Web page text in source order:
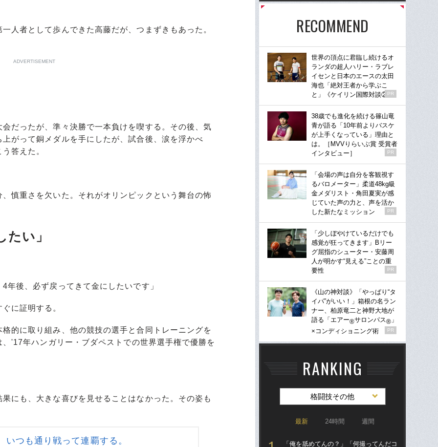
者として歩んできた高藤だが、つまずきもあった。
ADVERTISEMENT
だったが、準々決勝で一本負けを喫する。その後、気
がって銅メダルを手にしたが、試合後、涙を浮かべ
答えた。
慎重さを欠いた。それがオリンピックという舞台の怖
たい」
年後、必ず戻ってきて金にしたいです」
に証明する。
的に取り組み、他の競技の選手と合同トレーニングを
'17年ハンガリー・ブダペストでの世界選手権で優勝を
にも、大きな喜びを見せることはなかった。その姿も
つも通り戦って連覇する。
RECOMMEND
世界の頂点に君臨し続けるオ
ランダの超人ハリー・ラブレ
イセンと日本のエースの太田
海也「絶対王者から学ぶこ
と」《ケイリン国際対談②》
PR
38歳でも進化を続ける篠山竜
青が語る「10年前よりバスケ
が上手くなっている」理由と
は。［MVVりらいぶ賞 受賞者
インタビュー］
PR
「会場の声は自分を客観視す
るバロメーター」柔道48kg級
金メダリスト・角田夏実が感
じていた声の力と、声を活か
した新たなミッション
PR
「少しぼやけているだけでも
感覚が狂ってきます」Bリー
グ屈指のシューター・安藤周
人が明かす“見える”ことの重
要性
PR
《山の神対談》「やっぱり“タ
イパ”がいい！」箱根の名ラン
ナー、柏原竜二と神野大地が
語る「エアー®サロンパス® 」
×コンディショニング術
PR
RANKING
格闘技その他
最新 24時間 週間
「俺を舐めてんの？」「何撮ってんだコ